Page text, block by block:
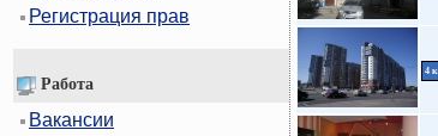
Регистрация прав
Работа
Вакансии
4